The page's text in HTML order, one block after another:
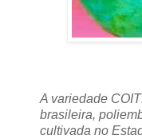
A variedade
brasileira,
cultivada no